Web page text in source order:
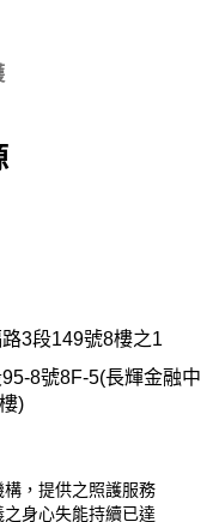
3段149號8樓之1
8號8F-5(長輝金融中
)
，提供之照護服務
身心失能持續已達